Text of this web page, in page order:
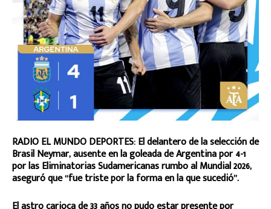
RADIO EL MUNDO DEPORTES: El delantero de la selección de
Brasil Neymar, ausente en la goleada de Argentina por 4-1
por las Eliminatorias Sudamericanas rumbo al Mundial 2026,
aseguró que “fue triste por la forma en la que sucedió”.